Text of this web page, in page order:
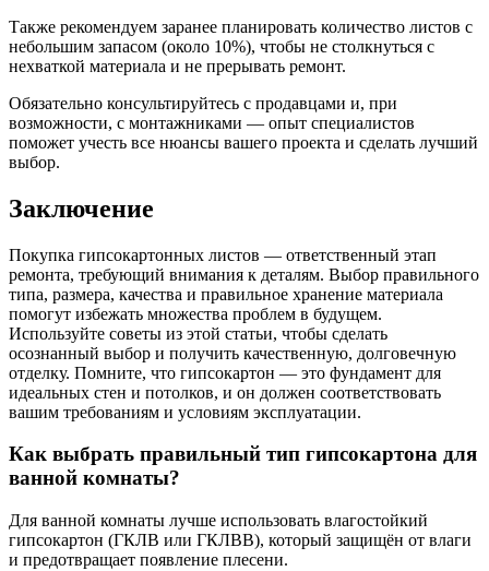
Также рекомендуем заранее планировать количество листов с
небольшим запасом (около 10%), чтобы не столкнуться с
нехваткой материала и не прерывать ремонт.
Обязательно консультируйтесь с продавцами и, при
возможности, с монтажниками — опыт специалистов
поможет учесть все нюансы вашего проекта и сделать лучший
выбор.
Заключение
Покупка гипсокартонных листов — ответственный этап
ремонта, требующий внимания к деталям. Выбор правильного
типа, размера, качества и правильное хранение материала
помогут избежать множества проблем в будущем.
Используйте советы из этой статьи, чтобы сделать
осознанный выбор и получить качественную, долговечную
отделку. Помните, что гипсокартон — это фундамент для
идеальных стен и потолков, и он должен соответствовать
вашим требованиям и условиям эксплуатации.
Как выбрать правильный тип гипсокартона для
ванной комнаты?
Для ванной комнаты лучше использовать влагостойкий
гипсокартон (ГКЛВ или ГКЛВВ), который защищён от влаги
и предотвращает появление плесени.